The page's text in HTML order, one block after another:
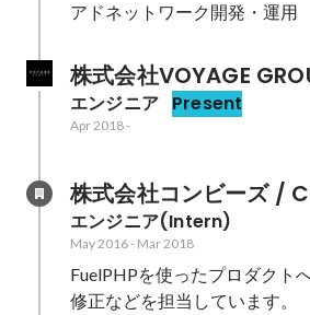
アドネットワーク開発・運用
株式会社VOYAGE
エンジニア Present
Apr 2018-
株式会社コンビーズ /
エンジニア(Intern)
May 2016- Mar 2018
FuelPHPを使ったプロダクト
修正などを担当しています。